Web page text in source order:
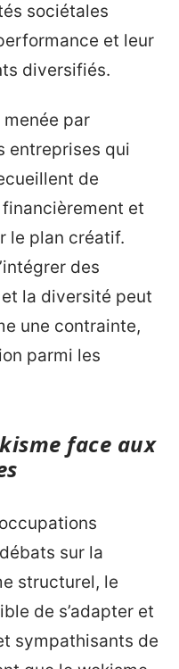
sociétales
et leur
diversifiés.
par
entreprises qui
de
et
le plan créatif.
des
la diversité peut
une contrainte,
parmi les
face aux
sur la
structurel, le
de s’adapter et
sympathisants de